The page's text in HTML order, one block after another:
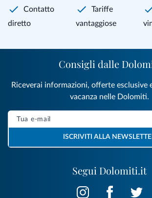
Contatto
diretto
Tariffe
vantaggiose
Segui Dolomiti.it
Consigli dalle
Riceverai informazioni, offerte esclusive
vacanza nelle Dolomiti.
ISCRIVITI ALLA